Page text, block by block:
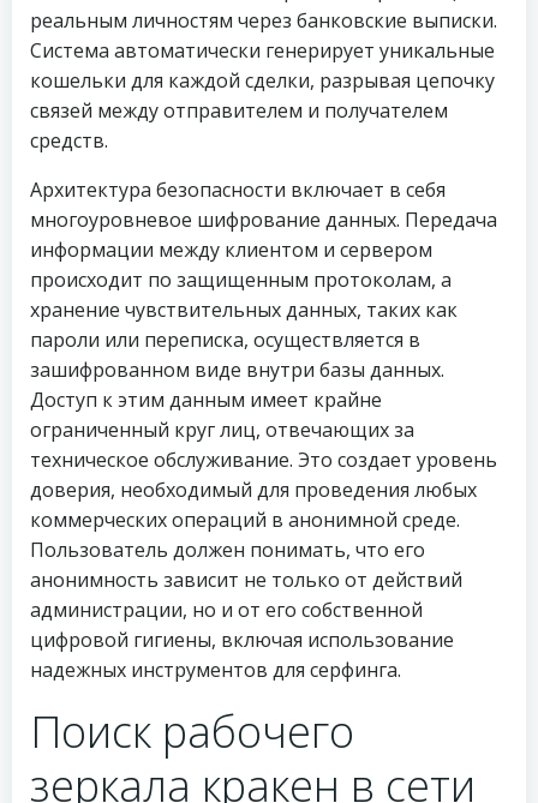
реальным личностям через банковские выписки.
Система автоматически генерирует уникальные
кошельки для каждой сделки, разрывая цепочку
связей между отправителем и получателем
средств.
Архитектура безопасности включает в себя
многоуровневое шифрование данных. Передача
информации между клиентом и сервером
происходит по защищенным протоколам, а
хранение чувствительных данных, таких как
пароли или переписка, осуществляется в
зашифрованном виде внутри базы данных.
Доступ к этим данным имеет крайне
ограниченный круг лиц, отвечающих за
техническое обслуживание. Это создает уровень
доверия, необходимый для проведения любых
коммерческих операций в анонимной среде.
Пользователь должен понимать, что его
анонимность зависит не только от действий
администрации, но и от его собственной
цифровой гигиены, включая использование
надежных инструментов для серфинга.
Поиск рабочего
зеркала кракен в сети